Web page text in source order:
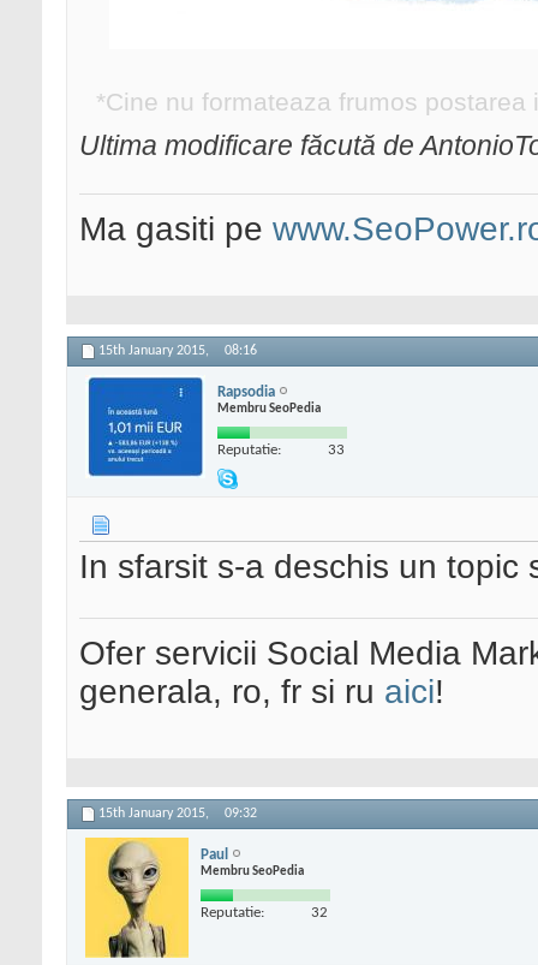
*Cine nu formateaza frumos
Ultima modificare făcută de
Ma gasiti pe
15th January 2015, 08:16
Rapsodia
Membru SeoPedia
Reputatie: 33
In sfarsit s-a deschis un topic
Ofer servicii Social Media
generala, ro, fr si ru aici!
15th January 2015, 09:32
Paul
Membru SeoPedia
Reputatie: 32